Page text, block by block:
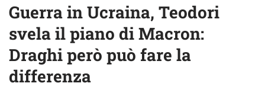
Guerra in Ucraina, Teodori
svela il piano di Macron:
Draghi però può fare la
differenza